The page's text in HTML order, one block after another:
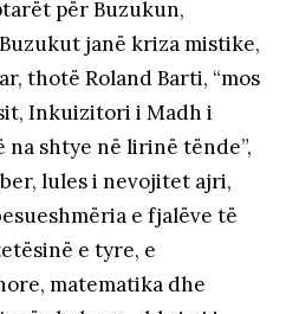
për Buzukun,
janë kriza mistike,
thotë Roland Barti, “mos
Inkuizitori i Madh i
shtye në lirinë tënde”,
lules i nevojitet ajri,
e fjalëve të
e tyre, e
matematika dhe